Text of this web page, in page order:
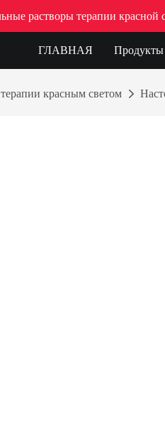
растворы терапии красной
ГЛАВНАЯ Продукты
красным светом